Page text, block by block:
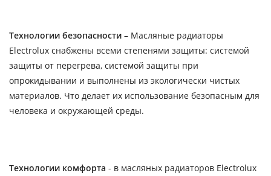
Технологии безопасности – Масляные радиаторы
Electrolux снабжены всеми степенями защиты: системой
защиты от перегрева, системой защиты при
опрокидывании и выполнены из экологически чистых
материалов. Что делает их использование безопасным для
человека и окружающей среды.
Технологии комфорта - в масляных радиаторов Electrolux